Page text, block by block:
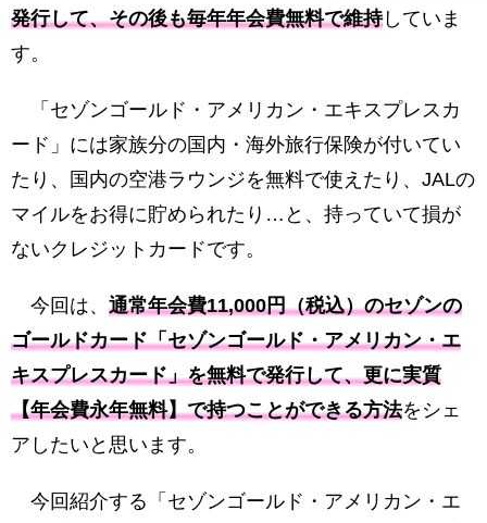
発行して、その後も毎年年会費無料で維持していま
す。
「セゾンゴールド・アメリカン・エキスプレスカ
ード」には家族分の国内・海外旅行保険が付いてい
たり、国内の空港ラウンジを無料で使えたり、JALの
マイルをお得に貯められたり…と、持っていて損が
ないクレジットカードです。
今回は、 通常年会費11,000円（税込）のセゾンの
ゴールドカード「セゾンゴールド・アメリカン・エ
キスプレスカード」を無料で発行して、更に実質
【年会費永年無料】で持つことができる方法をシェ
アしたいと思います。
今回紹介する「セゾンゴールド・アメリカン・エ